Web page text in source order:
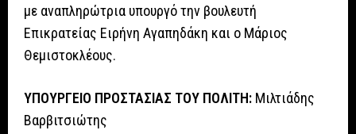
με αναπληρώτρια υπουργό την βουλευτή
Επικρατείας Ειρήνη Αγαπηδάκη και ο Μάριος
Θεμιστοκλέους.
ΥΠΟΥΡΓΕΙΟ ΠΡΟΣΤΑΣΙΑΣ ΤΟΥ ΠΟΛΙΤΗ: Μιλτιάδης
Βαρβιτσιώτης